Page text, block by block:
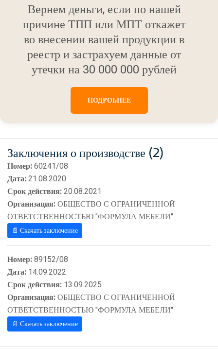
Вернем деньги, если по нашей
причине ТПП или МПТ откажет
во внесении вашей продукции в
реестр и застрахуем данные от
утечки на 30 000 000 рублей
ПОДРОБНЕЕ
Заключения о производстве (2)
Номер:60241/08
Дата:21.08.2020
Срок действия:20.08.2021
Организация:ОБЩЕСТВО С ОГРАНИЧЕННОЙ
ОТВЕТСТВЕННОСТЬЮ "ФОРМУЛА МЕБЕЛИ"
📄 Скачать заключение
Номер:89152/08
Дата: 14.09.2022
Срок действия: 13.09.2025
Организация:ОБЩЕСТВО С ОГРАНИЧЕННОЙ
ОТВЕТСТВЕННОСТЬЮ "ФОРМУЛА МЕБЕЛИ"
📄 Скачать заключение